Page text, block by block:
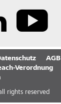
AGB
Verordnung
rights reserved